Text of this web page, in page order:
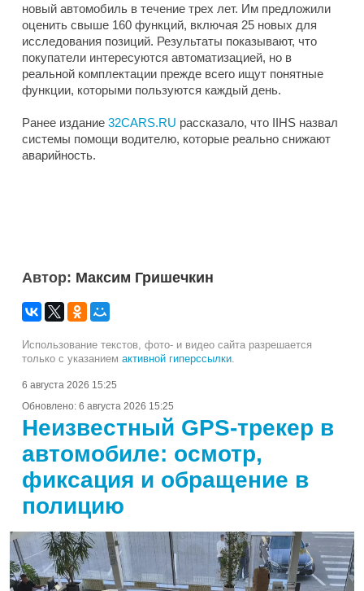
новый автомобиль в течение трех лет. Им предложили
оценить свыше 160 функций, включая 25 новых для
исследования позиций. Результаты показывают, что
покупатели интересуются автоматизацией, но в
реальной комплектации прежде всего ищут понятные
функции, которыми пользуются каждый день.
Ранее издание 32CARS.RU рассказало, что IIHS назвал
системы помощи водителю, которые реально снижают
аварийность.
Автор: Максим Гришечкин
Использование текстов, фото- и видео сайта разрешается
только с указанием активной гиперссылки
6 августа 2026 15:25
Обновлено: 6 августа 2026 15:25
Неизвестный GPS-трекер в
автомобиле: осмотр,
фиксация и обращение в
полицию